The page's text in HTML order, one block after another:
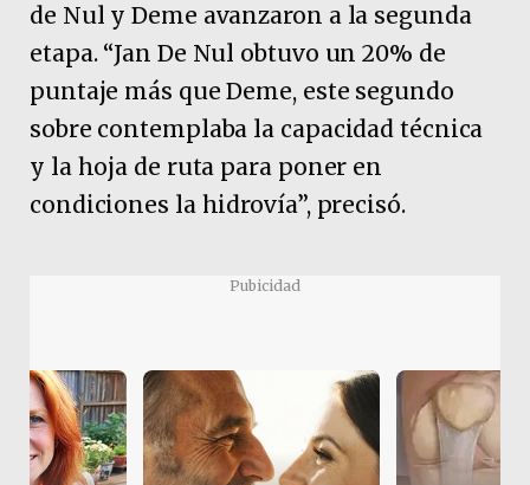
de Nul y Deme avanzaron a la segunda
etapa. “Jan De Nul obtuvo un 20% de
puntaje más que Deme, este segundo
sobre contemplaba la capacidad técnica
y la hoja de ruta para poner en
condiciones la hidrovía”, precisó.
Pubicidad